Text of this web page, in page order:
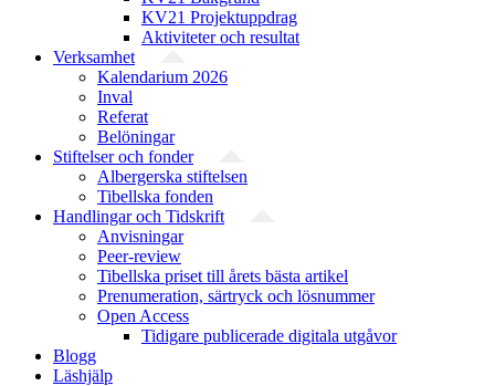
KV21 Projektuppdrag
Aktiviteter och resultat
Verksamhet
Kalendarium 2026
Inval
Referat
Belöningar
Stiftelser och fonder
Albergerska stiftelsen
Tibellska fonden
Handlingar och Tidskrift
Anvisningar
Peer-review
Tibellska priset till årets bästa artikel
Prenumeration, särtryck och lösnummer
Open Access
Tidigare publicerade digitala utgåvor
Blogg
Läshjälp